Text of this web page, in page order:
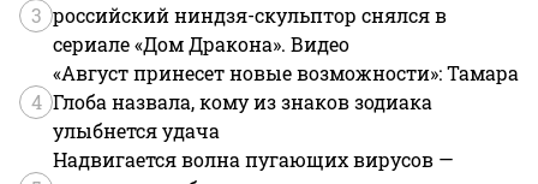
3 российский ниндзя-скульптор снялся в
сериале «Дом Дракона». Видео
4
«Август принесет новые возможности»: Тамара
Глоба назвала, кому из знаков зодиака
улыбнется удача
Надвигается волна пугающих вирусов —